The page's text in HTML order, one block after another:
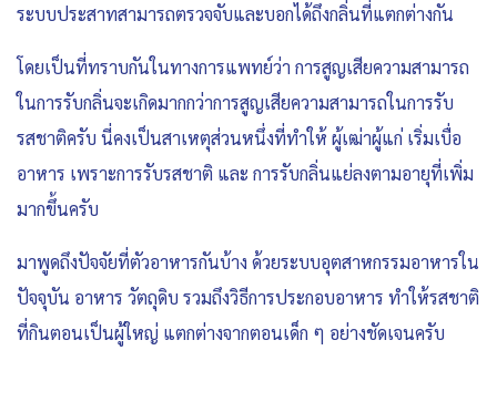
ระบบประสาทสามารถตรวจจับและบอกได้ถึงกลิ่นที่แตกต่างกัน
โดยเป็นที่ทราบกันในทางการแพทย์ว่า การสูญเสียความสามารถ
ในการรับกลิ่นจะเกิดมากกว่าการสูญเสียความสามารถในการรับ
รสชาติครับ นี่คงเป็นสาเหตุส่วนหนึ่งที่ทำให้ ผู้เฒ่าผู้แก่ เริ่มเบื่อ
อาหาร เพราะการรับรสชาติ และ การรับกลิ่นแย่ลงตามอายุที่เพิ่ม
มากขึ้นครับ
มาพูดถึงปัจจัยที่ตัวอาหารกันบ้าง ด้วยระบบอุตสาหกรรมอาหารใน
ปัจจุบัน อาหาร วัตถุดิบ รวมถึงวิธีการประกอบอาหาร ทำให้รสชาติ
ที่กินตอนเป็นผู้ใหญ่ แตกต่างจากตอนเด็ก ๆ อย่างชัดเจนครับ